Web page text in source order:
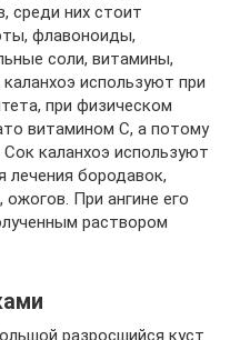
среди них стоит
флавоноиды,
соли, витамины,
используют при
при физическом
витамином С, а потому
каланхоэ используют
лечения бородавок,
ожогов. При ангине его
раствором
разросшийся куст